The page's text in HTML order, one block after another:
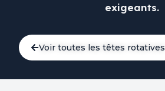
exigeants.
Voir toutes les têtes rotatives